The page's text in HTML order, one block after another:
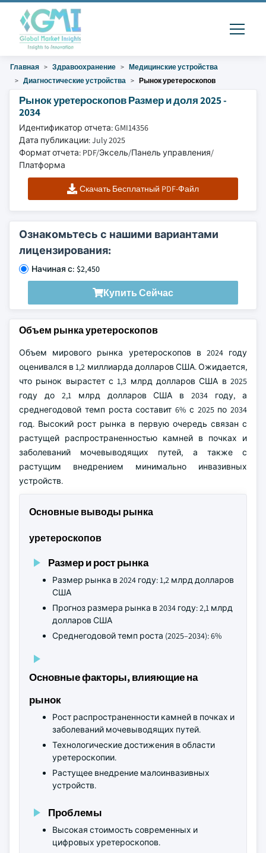
Главная Здравоохранение
Медицинские устройства
Диагностические устройства
Рынок уретероскопов
Рынок уретероскопов Размер и доля 2025 -
2034
Идентификатор отчета: GMI14356
Дата публикации: July 2025
Формат отчета: PDF/Эксель/Панель управления/
Платформа
Скачать Бесплатный PDF-Файл
Ознакомьтесь с нашими вариантами
лицензирования:
Начиная с: $2,450
Купить Сейчас
Объем рынка уретероскопов
Объем мирового рынка уретероскопов в 2024 году
оценивался в 1,2 миллиарда долларов США. Ожидается,
что рынок вырастет с 1,3 млрд долларов США в 2025
году до 2,1 млрд долларов США в 2034 году, а
среднегодовой темп роста составит 6% с 2025 по 2034
год. Высокий рост рынка в первую очередь связан с
растущей распространенностью камней в почках и
заболеваний мочевыводящих путей, а также с
растущим внедрением минимально инвазивных
устройств.
Основные выводы рынка
уретероскопов
Размер и рост рынка
Размер рынка в 2024 году: 1,2 млрд долларов
США
Прогноз размера рынка в 2034 году: 2,1 млрд
долларов США
Среднегодовой темп роста (2025–2034): 6%
Основные факторы, влияющие на
рынок
Рост распространенности камней в почках и
заболеваний мочевыводящих путей.
Технологические достижения в области
уретероскопии.
Растущее внедрение малоинвазивных
устройств.
Проблемы
Высокая стоимость современных и
цифровых уретероскопов.